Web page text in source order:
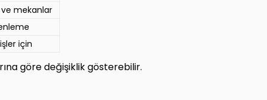
mekanlar
için
göre değişiklik gösterebilir.